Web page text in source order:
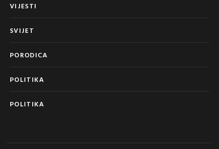
VIJESTI
SVIJET
PORODICA
POLITIKA
POLITIKA